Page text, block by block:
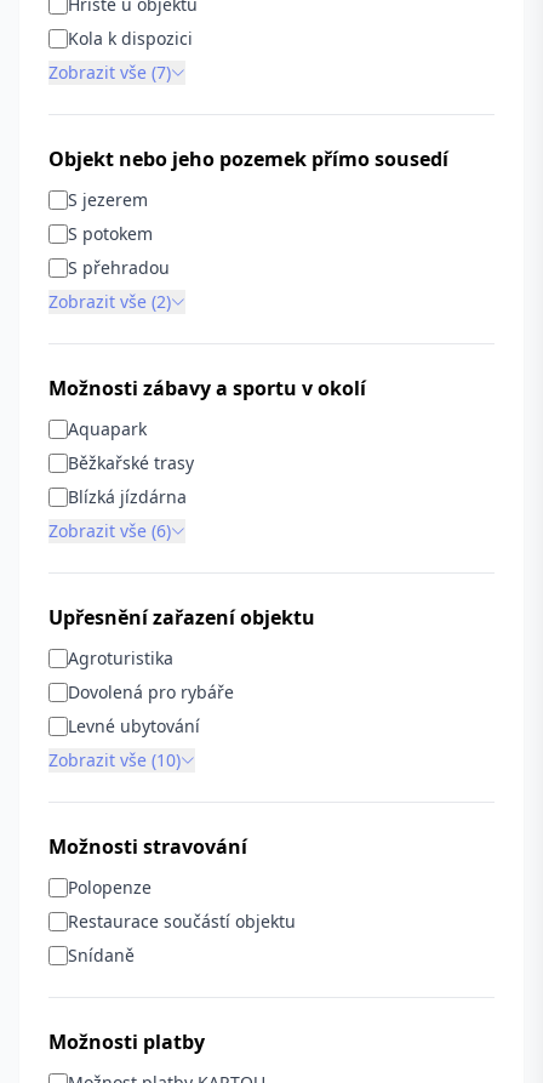
Kola k dispozici
Zobrazit vše (7)
Objekt nebo jeho pozemek přímo sousedí
S jezerem
S potokem
S přehradou
Zobrazit vše (2)
Možnosti zábavy a sportu v okolí
Aquapark
Běžkařské trasy
Blízká jízdárna
Zobrazit vše (6)
Upřesnění zařazení objektu
Agroturistika
Dovolená pro rybáře
Levné ubytování
Zobrazit vše (10)
Možnosti stravování
Polopenze
Restaurace součástí objektu
Snídaně
Možnosti platby